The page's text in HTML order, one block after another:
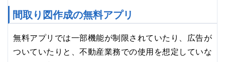
間取り図作成の無料アプリ
無料アプリでは一部機能が制限されていたり、広告が
ついていたりと、不動産業務での使用を想定していな